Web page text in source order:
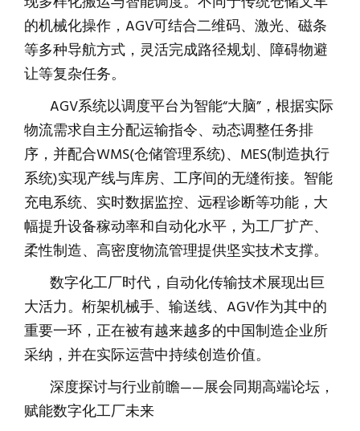
的机械化操作，AGV可结合二维码、激光、磁条
等多种导航方式，灵活完成路径规划、障碍物避
让等复杂任务。
AGV系统以调度平台为智能“大脑”，根据实际
物流需求自主分配运输指令、动态调整任务排
序，并配合WMS(仓储管理系统)、MES(制造执行
系统)实现产线与库房、工序间的无缝衔接。智能
充电系统、实时数据监控、远程诊断等功能，大
幅提升设备稼动率和自动化水平，为工厂扩产、
柔性制造、高密度物流管理提供坚实技术支撑。
数字化工厂时代，自动化传输技术展现出巨
大活力。桁架机械手、输送线、AGV作为其中的
重要一环，正在被有越来越多的中国制造企业所
采纳，并在实际运营中持续创造价值。
深度探讨与行业前瞻——展会同期高端论坛，
赋能数字化工厂未来